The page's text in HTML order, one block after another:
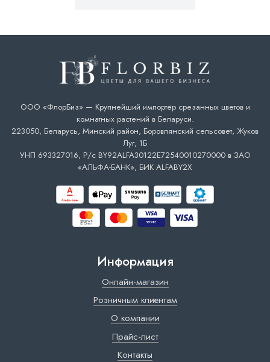
ООО «ФлорБиз» — Крупнейший импортёр срезанных цветов и
комнатных растений в Беларуси.
223050, Беларусь, Минский район, Боровлянский сельсовет, Жуков
Луг, 1Б
УНП 693327016, Р/с BY92ALFA30122E72540010270000 в ЗАО
«АЛЬФА-БАНК», БИК ALFABY2X
Информация
Онлайн-магазин
Розничным клиентам
О компании
Прайс-лист
Контакты